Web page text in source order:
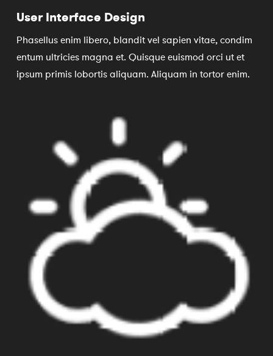
User Interface Design
Phasellus enim libero, blandit vel sapien vitae, condim
entum ultricies magna et. Quisque euismod orci ut et
ipsum primis lobortis aliquam. Aliquam in tortor enim.